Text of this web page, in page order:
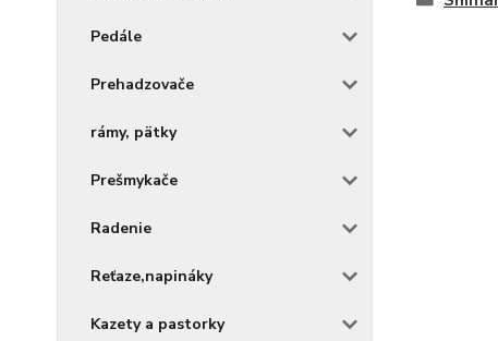
Pedále
Prehadzovače
rámy, pätky
Prešmykače
Radenie
Reťaze,napináky
Kazety a pastorky